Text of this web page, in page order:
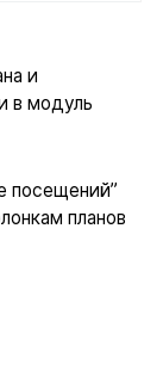
и
в модуль
посещений”
планов